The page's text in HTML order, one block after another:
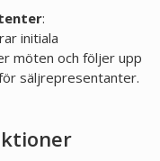
:
initiala
möten och följer upp
säljrepresentanter.